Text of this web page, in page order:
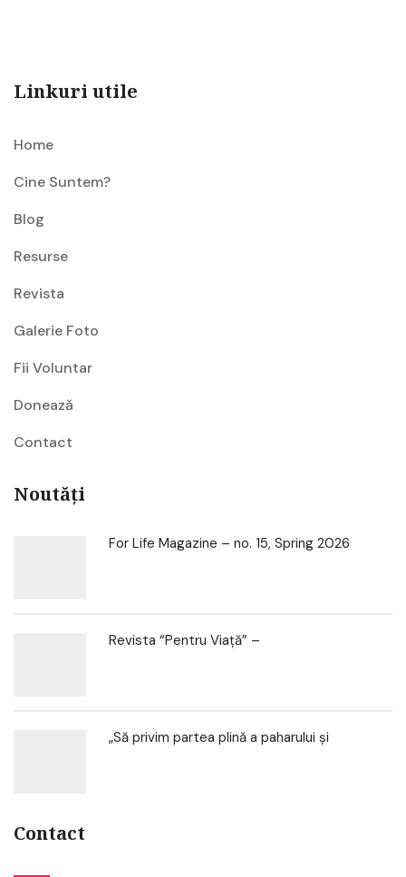
Linkuri utile
Home
Cine Suntem?
Blog
Resurse
Revista
Galerie Foto
Fii Voluntar
Donează
Contact
Noutăți
For Life Magazine – no. 15, Spring 2026
Revista “Pentru Viață” –
„Să privim partea plină a paharului și
Contact